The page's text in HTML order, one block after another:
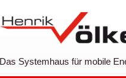
Das Systemhaus für mobile